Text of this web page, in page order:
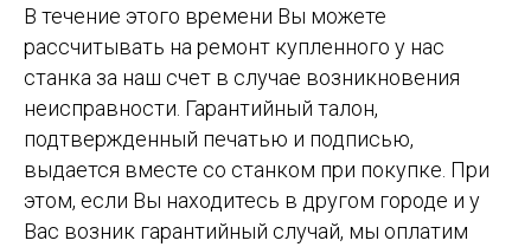
В течение этого времени Вы можете
рассчитывать на ремонт купленного у нас
станка за наш счет в случае возникновения
неисправности. Гарантийный талон,
подтвержденный печатью и подписью,
выдается вместе со станком при покупке. При
этом, если Вы находитесь в другом городе и у
Вас возник гарантийный случай, мы оплатим